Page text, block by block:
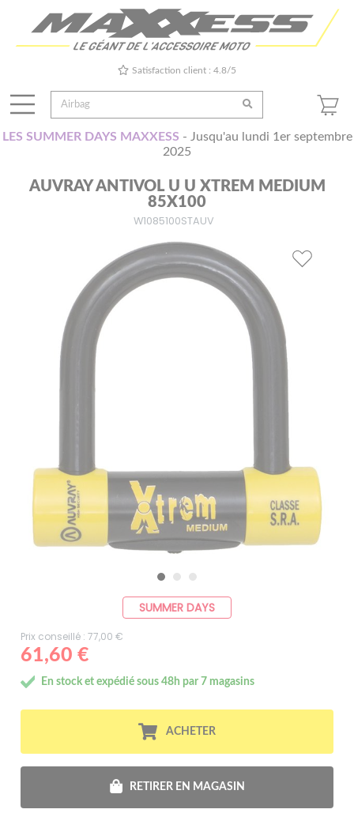
Satisfaction client : 4.8/5
LES SUMMER DAYS MAXXESS - Jusqu'au lundi 1er septembre
2025
AUVRAY ANTIVOL U U XTREM MEDIUM
85X100
W1085100STAUV
SUMMER DAYS
Prix conseillé : 77,00 €
61,60 €
En stock et expédié sous 48h par 7 magasins
ACHETER
RETIRER EN MAGASIN